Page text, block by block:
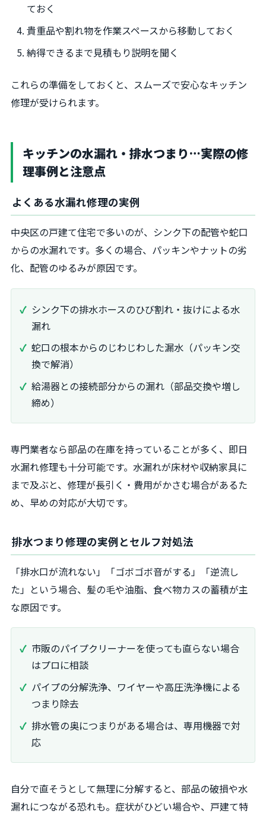
ておく
貴重品や割れ物を作業スペースから移動しておく
納得できるまで見積もり説明を聞く
これらの準備をしておくと、スムーズで安心なキッチン
修理が受けられます。
キッチンの水漏れ・排水つまり…実際の修
理事例と注意点
よくある水漏れ修理の実例
中央区の戸建て住宅で多いのが、シンク下の配管や蛇口
からの水漏れです。多くの場合、パッキンやナットの劣
化、配管のゆるみが原因です。
シンク下の排水ホースのひび割れ・抜けによる水
漏れ
蛇口の根本からのじわじわした漏水（パッキン交
換で解消）
給湯器との接続部分からの漏れ（部品交換や増し
締め）
専門業者なら部品の在庫を持っていることが多く、即日
水漏れ修理も十分可能です。水漏れが床材や収納家具に
まで及ぶと、修理が長引く・費用がかさむ場合があるた
め、早めの対応が大切です。
排水つまり修理の実例とセルフ対処法
「排水口が流れない」「ゴボゴボ音がする」「逆流し
た」という場合、髪の毛や油脂、食べ物カスの蓄積が主
な原因です。
市販のパイプクリーナーを使っても直らない場合
はプロに相談
パイプの分解洗浄、ワイヤーや高圧洗浄機による
つまり除去
排水管の奥につまりがある場合は、専用機器で対
応
自分で直そうとして無理に分解すると、部品の破損や水
漏れにつながる恐れも。症状がひどい場合や、戸建て特